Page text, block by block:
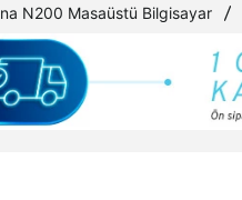
N200 Masaüstü Bilgisayar